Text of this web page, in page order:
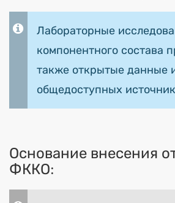
Лабораторные
компонентного состава
также открытые данные
общедоступных
Основание внесения
ФККО: